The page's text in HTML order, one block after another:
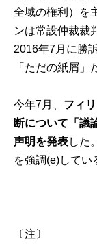
全域の権利）を
ンは常設仲裁裁
2016年7月に勝
「ただの紙屑」
今年7月、 フィ
断について「議
声明を発表した
を強調(e)してい
〔注〕